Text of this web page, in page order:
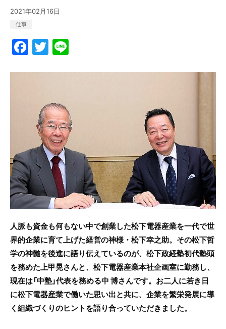
2021年02月16日
仕事
F
a
c
b
o
o
k
T
w
itte
人脈も資金も何もない中で創業した松下電器産業を一代で世
界的企業に育て上げた経営の神様・松下幸之助。その松下哲
学の神髄を後進に語り伝えているのが、松下政経塾初代塾頭
を務めた上甲晃さんと、松下電器産業本社企画室に勤務し、
現在は「中塾」代表を務める中 博さんです。お二人に若き日
に松下電器産業で働いた思い出と共に、企業を繁栄発展に導
く組織づくりのヒントを語り合っていただきました。